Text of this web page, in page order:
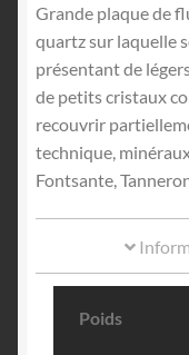
Grande plaque de
quartz sur laquelle
présentant de
de petits cristaux
recouvrir
technique,
Fontsante,
Poids